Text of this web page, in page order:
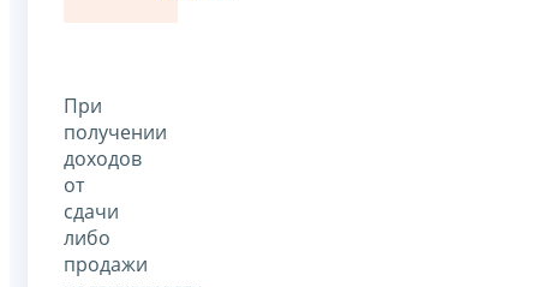
При
получении
доходов
от
сдачи
либо
продажи